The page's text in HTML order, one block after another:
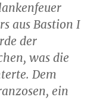
aus Bastion I
der
was die
Dem
ein